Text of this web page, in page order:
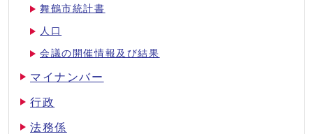
舞鶴市統計書
人口
会議の開催情報及び結果
マイナンバー
行政
法務係